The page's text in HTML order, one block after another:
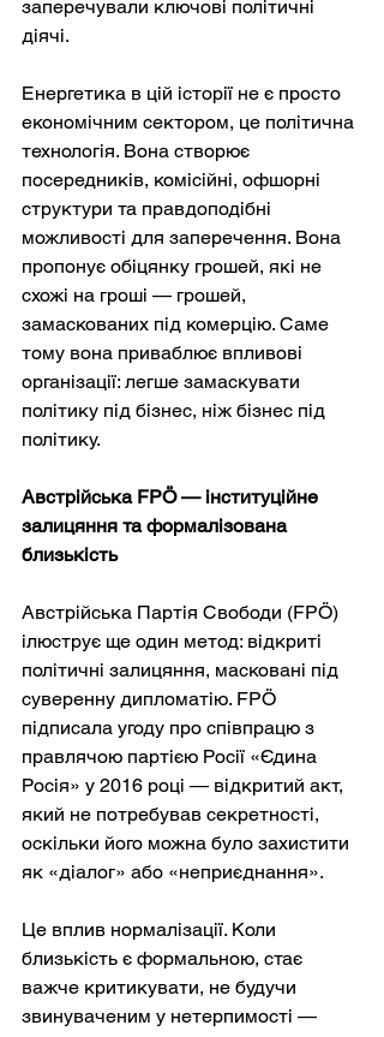
заперечували ключові політичні
діячі.
Енергетика в цій історії не є просто
економічним сектором, це політична
технологія. Вона створює
посередників, комісійні, офшорні
структури та правдоподібні
можливості для заперечення. Вона
пропонує обіцянку грошей, які не
схожі на гроші — грошей,
замаскованих під комерцію. Саме
тому вона приваблює впливові
організації: легше замаскувати
політику під бізнес, ніж бізнес під
політику.
Австрійська FPÖ — інституційне
залицяння та формалізована
близькість
Австрійська Партія Свободи (FPÖ)
ілюструє ще один метод: відкриті
політичні залицяння, масковані під
суверенну дипломатію. FPÖ
підписала угоду про співпрацю з
правлячою партією Росії «Єдина
Росія» у 2016 році — відкритий акт,
який не потребував секретності,
оскільки його можна було захистити
як «діалог» або «неприєднання».
Це вплив нормалізації. Коли
близькість є формальною, стає
важче критикувати, не будучи
звинуваченим у нетерпимості —